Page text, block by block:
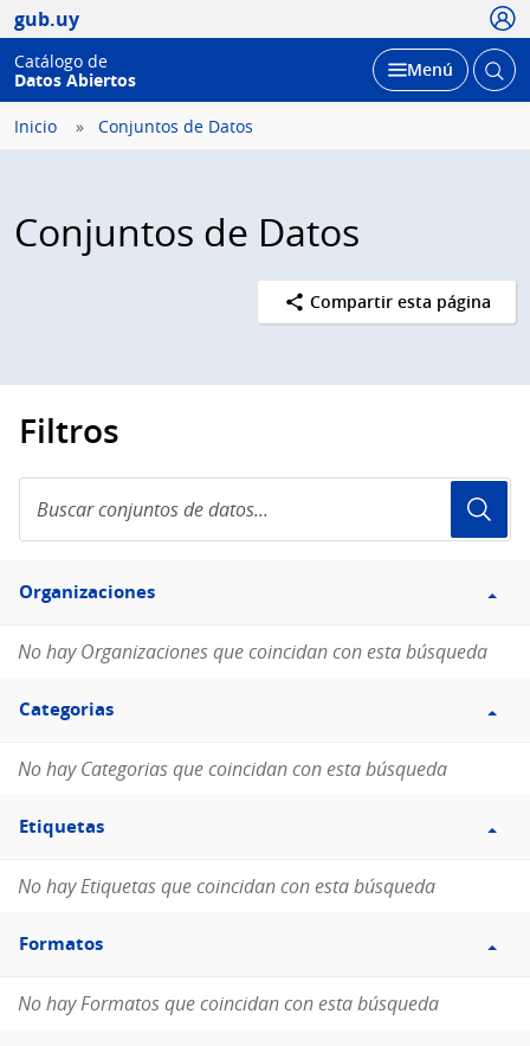
gub.uy
Catálogo de
Datos Abiertos
Desplegar
Menú Abrir
Inicio Conjuntos de Datos
Conjuntos de Datos
Compartir esta página
Filtros
conjuntos
de
Filtro
Organizaciones
Organizaciones
No hay Organizaciones que coincidan con esta búsqueda
Filtro
Categorias
Categorias
No hay Categorias que coincidan con esta búsqueda
Filtro
Etiquetas
Etiquetas
No hay Etiquetas que coincidan con esta búsqueda
Filtro
Formatos
Formatos
No hay Formatos que coincidan con esta búsqueda